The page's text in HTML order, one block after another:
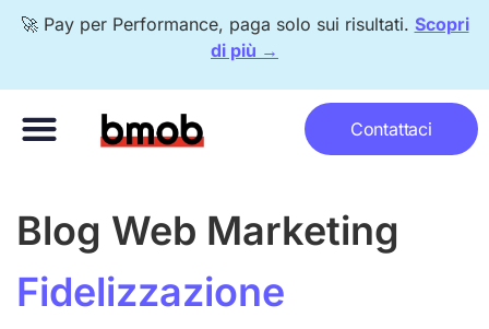
🚀 Pay per Performance, paga solo sui risultati. Scopri
di più →
Contattaci
Blog Web Marketing
Fidelizzazione